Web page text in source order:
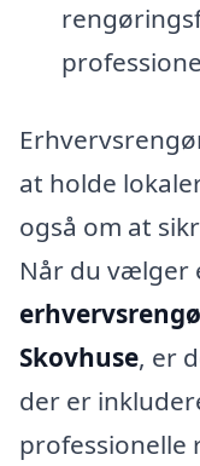
at holde
også om at
Når du vælger
Skovhuse, er
der er